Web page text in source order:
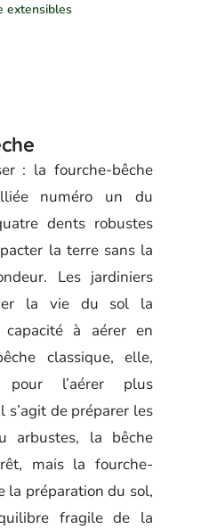
extensibles
: la fourche-bêche
numéro un du
dents robustes
la terre sans la
Les jardiniers
la vie du sol la
à aérer en
classique, elle,
l’aérer plus
de préparer les
arbustes, la bêche
mais la fourche-
la préparation du sol,
fragile de la